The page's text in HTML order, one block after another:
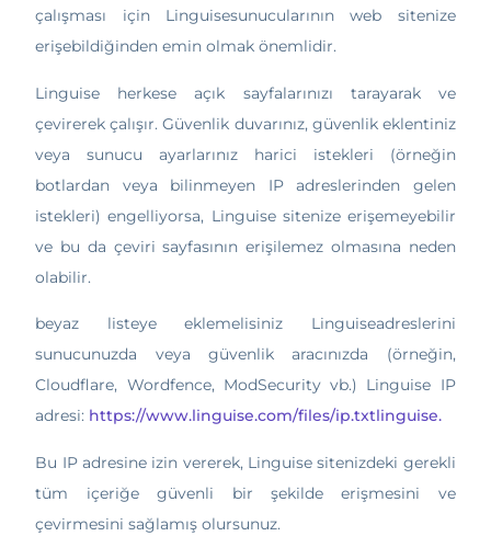
çalışması için Linguisesunucularının web sitenize
erişebildiğinden emin olmak önemlidir.
Linguise herkese açık sayfalarınızı tarayarak ve
çevirerek çalışır. Güvenlik duvarınız, güvenlik eklentiniz
veya sunucu ayarlarınız harici istekleri (örneğin
botlardan veya bilinmeyen IP adreslerinden gelen
istekleri) engelliyorsa, Linguise sitenize erişemeyebilir
ve bu da çeviri sayfasının erişilemez olmasına neden
olabilir.
beyaz listeye eklemelisiniz Linguiseadreslerini
sunucunuzda veya güvenlik aracınızda (örneğin,
Cloudflare, Wordfence, ModSecurity vb.) Linguise IP
adresi: https://www.linguise.com/files/ip.txtlinguise.
Bu IP adresine izin vererek, Linguise sitenizdeki gerekli
tüm içeriğe güvenli bir şekilde erişmesini ve
çevirmesini sağlamış olursunuz.